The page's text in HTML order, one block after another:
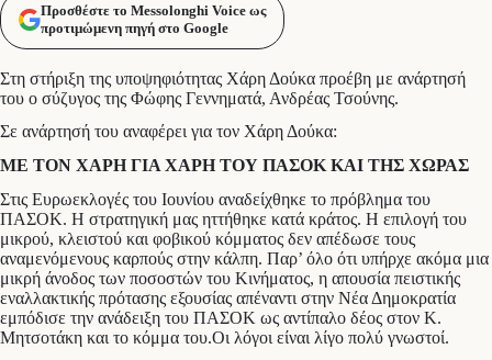
Προσθέστε το Messolonghi Voice ως
προτιμώμενη πηγή στο Google
Στη στήριξη της υποψηφιότητας Χάρη Δούκα προέβη με ανάρτησή
του ο σύζυγος της Φώφης Γεννηματά, Ανδρέας Τσούνης.
Σε ανάρτησή του αναφέρει για τον Χάρη Δούκα:
ΜΕ ΤΟΝ ΧΑΡΗ ΓΙΑ ΧΑΡΗ ΤΟΥ ΠΑΣΟΚ ΚΑΙ ΤΗΣ ΧΩΡΑΣ
Στις Ευρωεκλογές του Ιουνίου αναδείχθηκε το πρόβλημα του
ΠΑΣΟΚ. Η στρατηγική μας ηττήθηκε κατά κράτος. Η επιλογή του
μικρού, κλειστού και φοβικού κόμματος δεν απέδωσε τους
αναμενόμενους καρπούς στην κάλπη. Παρ’ όλο ότι υπήρχε ακόμα μια
μικρή άνοδος των ποσοστών του Κινήματος, η απουσία πειστικής
εναλλακτικής πρότασης εξουσίας απέναντι στην Νέα Δημοκρατία
εμπόδισε την ανάδειξη του ΠΑΣΟΚ ως αντίπαλο δέος στον Κ.
Μητσοτάκη και το κόμμα του.Οι λόγοι είναι λίγο πολύ γνωστοί.